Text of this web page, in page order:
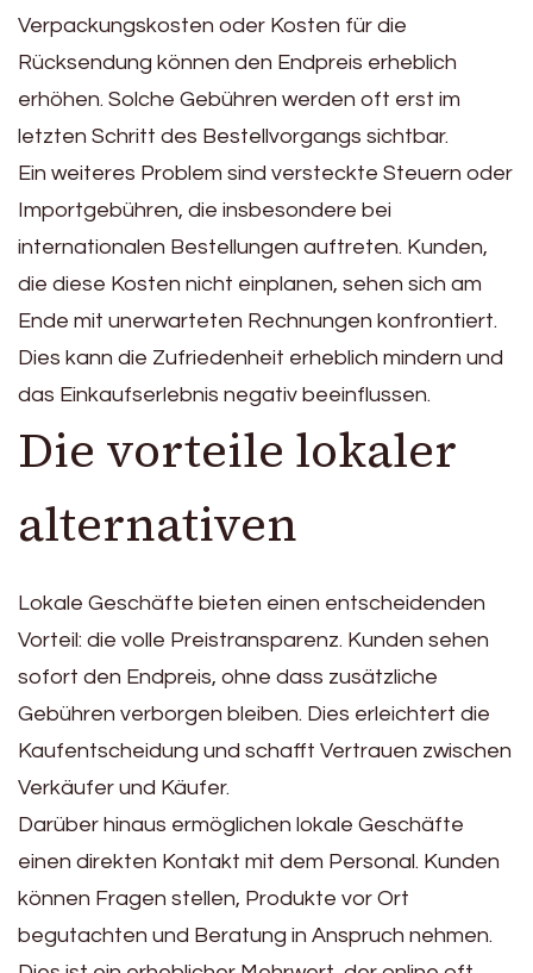
Verpackungskosten oder Kosten für die
Rücksendung können den Endpreis erheblich
erhöhen. Solche Gebühren werden oft erst im
letzten Schritt des Bestellvorgangs sichtbar.
Ein weiteres Problem sind versteckte Steuern oder
Importgebühren, die insbesondere bei
internationalen Bestellungen auftreten. Kunden,
die diese Kosten nicht einplanen, sehen sich am
Ende mit unerwarteten Rechnungen konfrontiert.
Dies kann die Zufriedenheit erheblich mindern und
das Einkaufserlebnis negativ beeinflussen.
Die vorteile lokaler
alternativen
Lokale Geschäfte bieten einen entscheidenden
Vorteil: die volle Preistransparenz. Kunden sehen
sofort den Endpreis, ohne dass zusätzliche
Gebühren verborgen bleiben. Dies erleichtert die
Kaufentscheidung und schafft Vertrauen zwischen
Verkäufer und Käufer.
Darüber hinaus ermöglichen lokale Geschäfte
einen direkten Kontakt mit dem Personal. Kunden
können Fragen stellen, Produkte vor Ort
begutachten und Beratung in Anspruch nehmen.